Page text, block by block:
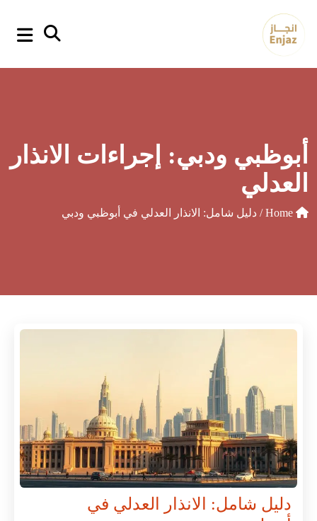
أبوظبي ودبي: إجراءات الانذار
العدلي
/ دليل شامل: الانذار العدلي في أبوظبي ودبي
دليل شامل: الانذار العدلي في